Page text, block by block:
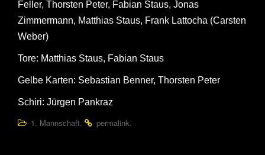
Feller, Thorsten Peter, Fabian Staus, Jonas
Zimmermann, Matthias Staus, Frank Lattocha (Carsten
Weber)
Tore: Matthias Staus, Fabian Staus
Gelbe Karten: Sebastian Benner, Thorsten Peter
Schiri: Jürgen Pankraz
1. Mannschaft. permalink.